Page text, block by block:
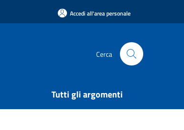
Accedi all'area personale
Cerca
Tutti gli argomenti